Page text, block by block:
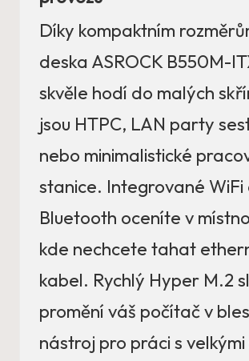
Díky kompaktním
deska ASROCK B550M-
skvěle hodí do malých
jsou HTPC, LAN party
nebo minimalistické
stanice. Integrované WiFi
Bluetooth oceníte v
kde nechcete tahat
kabel. Rychlý Hyper M.2
promění váš počítač v
nástroj pro práci s velkými